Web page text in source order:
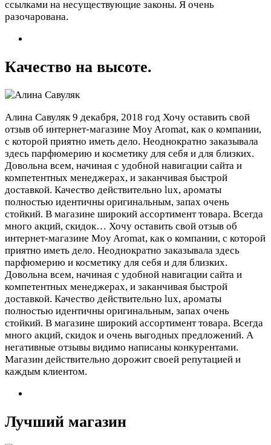
ссылками на несуществующие законы. Я очень
разочарована.
Качество на высоте.
Алина Савуляк 9 декабря, 2018 год Хочу оставить свой
отзыв об интернет-магазине Moy Aromat, как о компании,
с которой приятно иметь дело. Неоднократно заказывала
здесь парфюмерию и косметику для себя и для близких.
Довольна всем, начиная с удобной навигации сайта и
компетентных менеджерах, и заканчивая быстрой
доставкой. Качество действительно lux, ароматы
полностью идентичны оригинальным, запах очень
стойкий. В магазине широкий ассортимент товара. Всегда
много акций, скидок… Хочу оставить свой отзыв об
интернет-магазине Moy Aromat, как о компании, с которой
приятно иметь дело. Неоднократно заказывала здесь
парфюмерию и косметику для себя и для близких.
Довольна всем, начиная с удобной навигации сайта и
компетентных менеджерах, и заканчивая быстрой
доставкой. Качество действительно lux, ароматы
полностью идентичны оригинальным, запах очень
стойкий. В магазине широкий ассортимент товара. Всегда
много акций, скидок и очень выгодных предложений. А
негативные отзывы видимо написаны конкурентами.
Магазин действительно дорожит своей репутацией и
каждым клиентом.
Лучший магазин